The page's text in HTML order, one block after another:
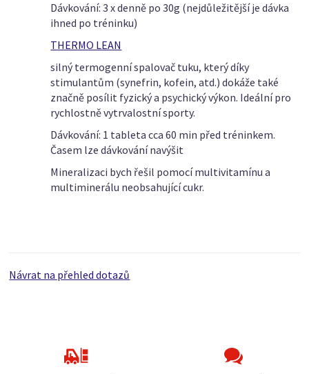
Dávkování: 3 x denně po 30g (nejdůležitější je dávka
ihned po tréninku)
THERMO LEAN
silný termogenní spalovač tuku, který díky
stimulantům (synefrin, kofein, atd.) dokáže také
značně posílit fyzický a psychický výkon. Ideální pro
rychlostně vytrvalostní sporty.
Dávkování: 1 tableta cca 60 min před tréninkem.
Časem lze dávkování navýšit
Mineralizaci bych řešil pomocí multivitamínu a
multiminerálu neobsahující cukr.
Návrat na přehled dotazů